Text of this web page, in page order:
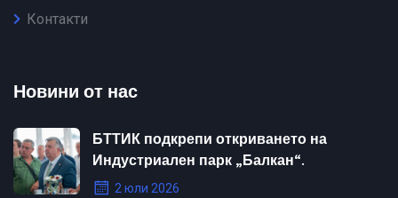
Контакти
Новини от нас
БТТИК подкрепи откриването на
Индустриален парк „Балкан“.
2 юли 2026